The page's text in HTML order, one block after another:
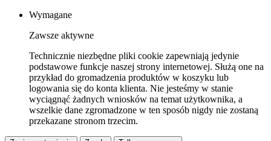
Wymagane
Zawsze aktywne
Technicznie niezbędne pliki cookie zapewniają jedynie
podstawowe funkcje naszej strony internetowej. Służą one na
przykład do gromadzenia produktów w koszyku lub
logowania się do konta klienta. Nie jesteśmy w stanie
wyciągnąć żadnych wniosków na temat użytkownika, a
wszelkie dane zgromadzone w ten sposób nigdy nie zostaną
przekazane stronom trzecim.